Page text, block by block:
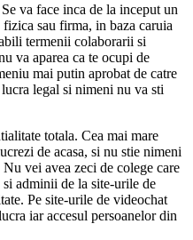
va face inca de la inceput un
sau firma, in baza caruia
termenii colaborarii si
va aparea ca te ocupi de
mai putin aprobat de catre
legal si nimeni nu va sti
totala. Cea mai mare
de acasa, si nu stie nimeni
vei avea zeci de colege care
adminii de la site-urile de
Pe site-urile de videochat
iar accesul persoanelor din